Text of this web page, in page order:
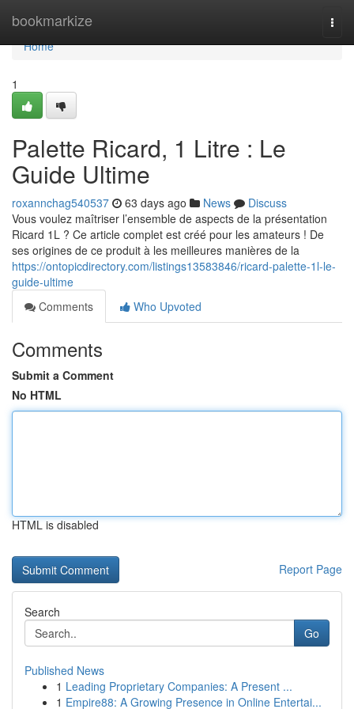
bookmarkize
Home
Home
1
Palette Ricard, 1 Litre : Le
Guide Ultime
roxannchag540537 63 days ago News
Discuss
Vous voulez maîtriser l’ensemble de aspects de la présentation
Ricard 1L ? Ce article complet est créé pour les amateurs ! De
ses origines de ce produit à les meilleures manières de la
https://ontopicdirectory.com/listings13583846/ricard-palette-1l-le-
guide-ultime
Comments
Who Upvoted
Comments
Submit a Comment
No HTML
HTML is disabled
Report Page
Search
Go
Published News
1 Leading Proprietary Companies: A Present ...
1 Empire88: A Growing Presence in Online Entertai...